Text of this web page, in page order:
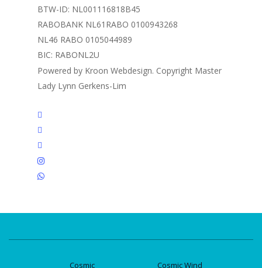
BTW-ID: NL001116818B45
RABOBANK NL61RABO 0100943268
NL46 RABO 0105044989
BIC: RABONL2U
Powered by Kroon Webdesign. Copyright Master
Lady Lynn Gerkens-Lim
twitter
facebook
linkedin
instagram
whatsapp
Cosmic Cosmic Wind